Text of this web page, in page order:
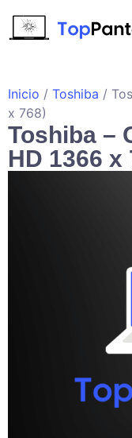
Inicio / Toshiba /
x 768)
Toshiba –
HD 1366 x